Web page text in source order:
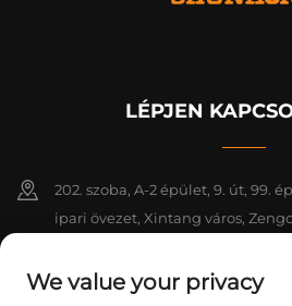
LÉPJEN
202. szoba, A-2 épület, 9. út, 99.
ipari övezet, Xintang város,
+86-18925142858
We value your privacy